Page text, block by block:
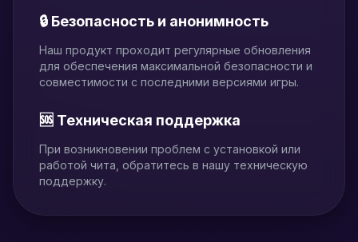
🔒 Безопасность и анонимность
Наш продукт проходит регулярные обновления
для обеспечения максимальной безопасности и
совместимости с последними версиями игры.
🆘 Техническая поддержка
При возникновении проблем с установкой или
работой чита, обратитесь в нашу техническую
поддержку.